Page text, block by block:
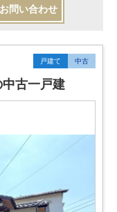
問い合わせ
戸建て 中古
古一戸建